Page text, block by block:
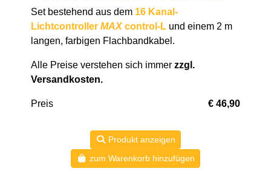
Set bestehend aus dem 16 Kanal-
Lichtcontroller MAXcontrol-L und einem 2 m
langen, farbigen Flachbandkabel.
Alle Preise verstehen sich immer zzgl.
Versandkosten.
Preis € 46,90
Produkt anzeigen
zum Warenkorb hinzufügen